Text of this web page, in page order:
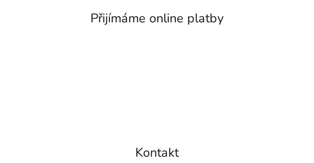
Přijímáme online platby
Kontakt